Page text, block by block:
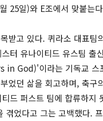
25일)와 E조에서 맞붙는
받고 있다. 퀴라소 대표팀
터 유나이티드 유스팀 출
in God)'이라는 기독교 스
었던 삶을 회고하며, 축구
드 퍼스트 팀에 합류하지
었다고 그는 고백했다.